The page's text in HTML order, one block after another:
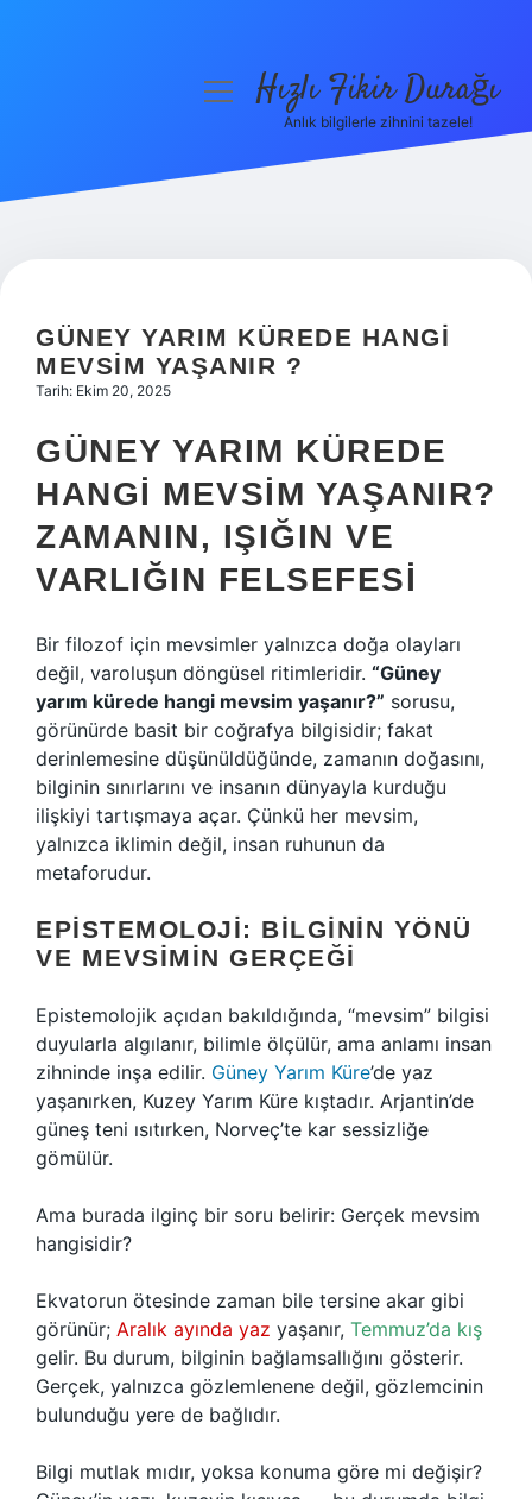
Hakkımızda
menüyüHızlı Fikir Durağı
Anlık bilgilerle zihnini tazele!
GÜNEY YARIM KÜREDE HANGI
MEVSIM YAŞANIR ?
Tarih: Ekim 20, 2025
GÜNEY YARIM KÜREDE
HANGI MEVSIM YAŞANIR?
ZAMANIN, IŞIĞIN VE
VARLIĞIN FELSEFESI
Bir filozof için mevsimler yalnızca doğa olayları
değil, varoluşun döngüsel ritimleridir. “Güney
yarım kürede hangi mevsim yaşanır?” sorusu,
görünürde basit bir coğrafya bilgisidir; fakat
derinlemesine düşünüldüğünde, zamanın doğasını,
bilginin sınırlarını ve insanın dünyayla kurduğu
ilişkiyi tartışmaya açar. Çünkü her mevsim,
yalnızca iklimin değil, insan ruhunun da
metaforudur.
EPISTEMOLOJI: BILGININ YÖNÜ
VE MEVSIMIN GERÇEĞI
Epistemolojik açıdan bakıldığında, “mevsim” bilgisi
duyularla algılanır, bilimle ölçülür, ama anlamı insan
zihninde inşa edilir. Güney Yarım Küre’de yaz
yaşanırken, Kuzey Yarım Küre kıştadır. Arjantin’de
güneş teni ısıtırken, Norveç’te kar sessizliğe
gömülür.
Ama burada ilginç bir soru belirir: Gerçek mevsim
hangisidir?
Ekvatorun ötesinde zaman bile tersine akar gibi
görünür; Aralık ayında yaz yaşanır, Temmuz’da kış
gelir. Bu durum, bilginin bağlamsallığını gösterir.
Gerçek, yalnızca gözlemlenene değil, gözlemcinin
bulunduğu yere de bağlıdır.
Bilgi mutlak mıdır, yoksa konuma göre mi değişir?